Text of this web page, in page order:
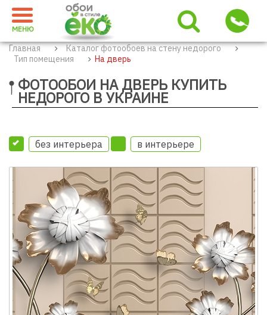
МЕНЮ
Главная
Каталог фотообоев на стену недорого
Тип помещения
На дверь
ФОТООБОИ НА ДВЕРЬ КУПИТЬ
НЕДОРОГО В УКРАИНЕ
без интерьера в интерьере